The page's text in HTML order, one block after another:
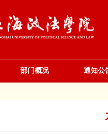
部门概况 通知公